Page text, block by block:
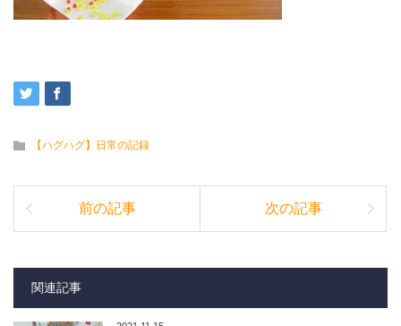
【ハグハグ】日常の記録
前の記事 次の記事
関連記事